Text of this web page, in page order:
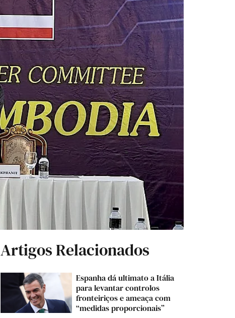
Artigos Relacionados
Espanha dá ultimato a Itália
para levantar controlos
fronteiriços e ameaça com
“medidas proporcionais”